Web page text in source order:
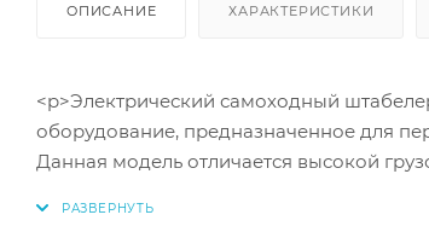
ОПИСАНИЕ ХАРАКТЕРИСТИКИ
<p>Электрический самоходный
оборудование, предназначенное для
Данная модель отличается высокой